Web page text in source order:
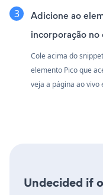
Adicione ao
incorporação
Cole acima do
elemento Pico que
veja a página ao vivo
Undecided if